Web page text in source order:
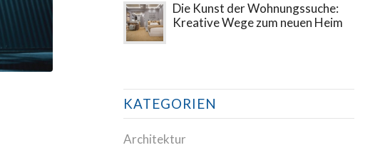
Die Kunst der Wohnungssuche:
Kreative Wege zum neuen Heim
KATEGORIEN
Architektur